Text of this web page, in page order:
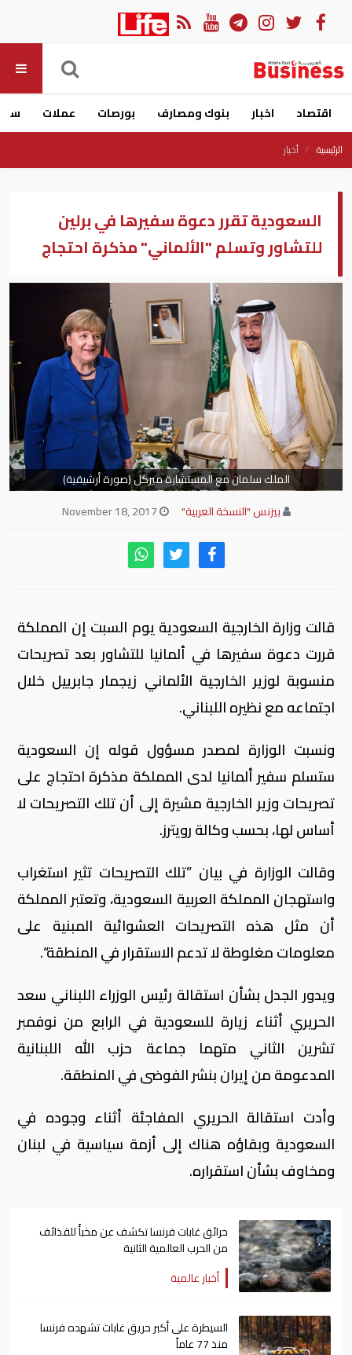
اقتصاد اخبار بنوك ومصارف بورصات عملات
الرئيسية أخبار
السعودية تقرر دعوة سفيرها في برلين
للتشاور وتسلم "الألماني" مذكرة احتجاج
الملك سلمان مع المستشارة ميركل (صورة أرشيقية)
بيزنس "النسخة العربية"
قالت وزارة الخارجية السعودية يوم السبت إن المملكة
قررت دعوة سفيرها في ألمانيا للتشاور بعد تصريحات
منسوبة لوزير الخارجية الألماني زيجمار جابرييل خلال
اجتماعه مع نظيره اللبناني.
ونسبت الوزارة لمصدر مسؤول قوله إن السعودية
ستسلم سفير ألمانيا لدى المملكة مذكرة احتجاج على
تصريحات وزير الخارجية مشيرة إلى أن تلك التصريحات لا
أساس لها، بحسب وكالة رويترز.
وقالت الوزارة في بيان ”تلك التصريحات تثير استغراب
واستهجان المملكة العربية السعودية، وتعتبر المملكة
أن مثل هذه التصريحات العشوائية المبنية على
معلومات مغلوطة لا تدعم الاستقرار في المنطقة“.
ويدور الجدل بشأن استقالة رئيس الوزراء اللبناني سعد
الحريري أثناء زيارة للسعودية في الرابع من نوفمبر
تشرين الثاني متهما جماعة حزب الله اللبنانية
المدعومة من إيران بنشر الفوضى في المنطقة.
وأدت استقالة الحريري المفاجئة أثناء وجوده في
السعودية وبقاؤه هناك إلى أزمة سياسية في لبنان
ومخاوف بشأن استقراره.
حرائق غابات فرنسا تكشف عن مخبأً للقذائف
من الحرب العالمية الثانية
أخبار عالمية
السيطرة على أكبر حريق غابات تشهده فرنسا
منذ 77 عاماً